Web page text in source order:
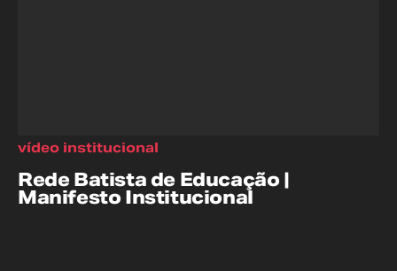
Rede Batista de Educação |
Manifesto Institucional
vídeo institucional